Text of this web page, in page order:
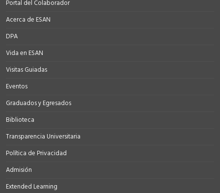
Portal del Colaborador
Acerca de ESAN
DPA
Vida en ESAN
Visitas Guiadas
Eventos
Graduados y Egresados
Biblioteca
Transparencia Universitaria
Política de Privacidad
Admisión
Extended Learning